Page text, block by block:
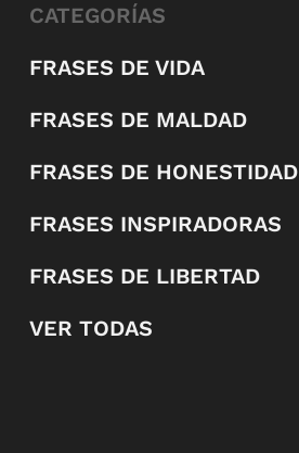
CATEGORÍAS
FRASES DE VIDA
FRASES DE MALDAD
FRASES DE HONESTIDAD
FRASES INSPIRADORAS
FRASES DE LIBERTAD
VER TODAS